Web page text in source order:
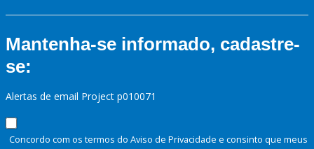
Mantenha-se informado, cadastre-
se:
Alertas de email Project p010071
Concordo com os termos do Aviso de Privacidade e consinto que meus